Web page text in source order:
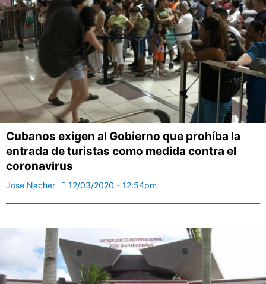
Cubanos exigen al Gobierno que prohíba la
entrada de turistas como medida contra el
coronavirus
Jose Nacher 12/03/2020 - 12:54pm